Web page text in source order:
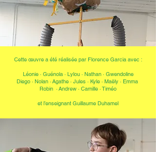
Cette œuvre a été réalisée par Florence Garcia avec :
Léonie · Guénola · Lylou · Nathan · Gwendoline
Diego · Nolan · Agathe · Jules · Kyle · Maëly · Emma
Robin · Andrew · Camille · Timéo
et l’enseignant Guillaume Duhamel